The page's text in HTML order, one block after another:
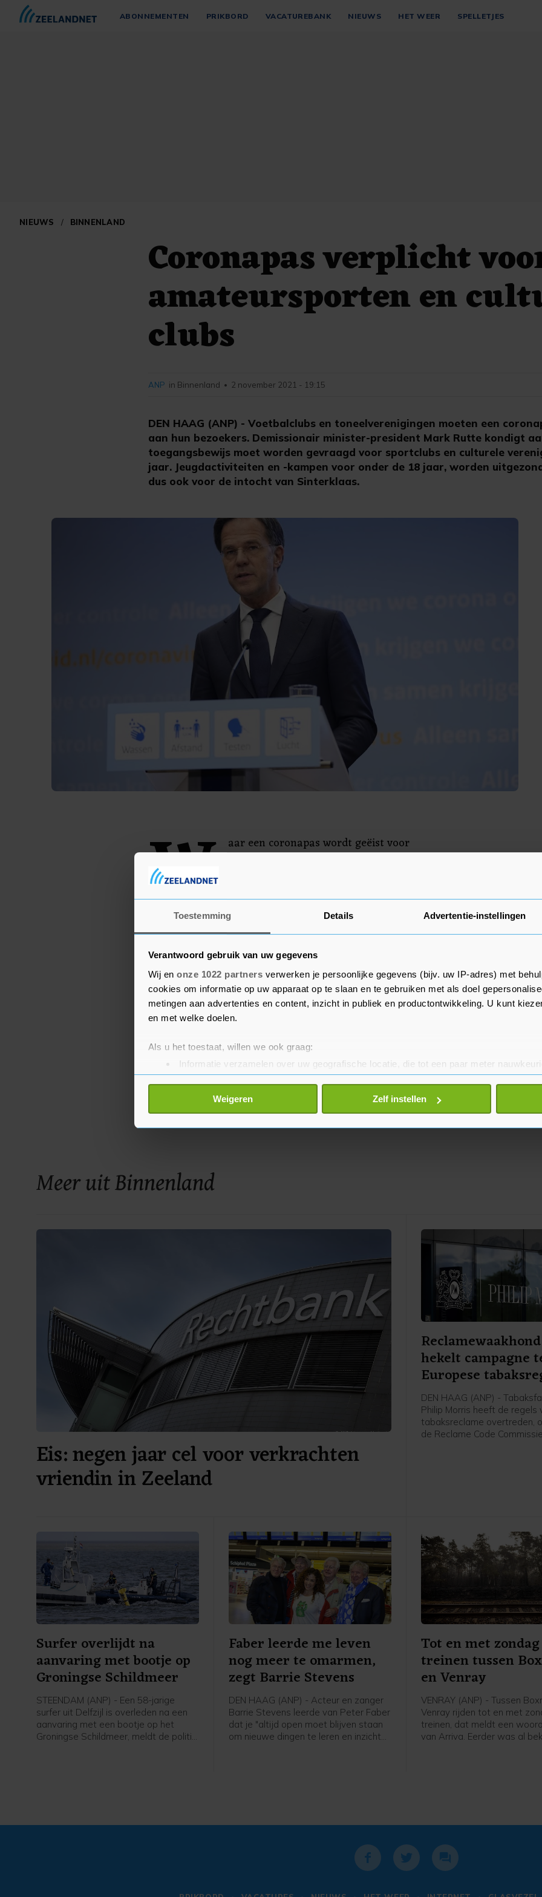
Toestemming Details Advertentie-instellingen
Verantwoord gebruik van uw gegevens
Wij en onze 1022 partners verwerken je persoonlijke gegevens (bijv. uw IP-adres) met
cookies om informatie op uw apparaat op te slaan en te gebruiken met als doel
metingen aan advertenties en content, inzicht in publiek en productontwikkeling. U kunt
en met welke doelen.
Als u het toestaat, willen we ook graag:
Informatie verzamelen over uw geografische locatie, die tot een paar meter
Uw apparaat identificeren door het actief te scannen op specifieke eigenschappen
Lees meer over hoe uw persoonlijke gegevens worden verwerkt en stel uw voorkeuren in het
toestemming op elk moment wijzigen of intrekken in de Cookieverklaring.
Weigeren Zelf instellen
ABONNEMENTEN PRIKBORD VACATUREBANK NIEUWS HET WEER SPELLETJES
NIEUWS / BINNENLAND
Coronapas verplicht
amateursporten en
clubs
DEN HAAG (ANP) - Voetbalclubs en toneelverenigingen moeten een
aan hun bezoekers. Demissionair minister-president Mark Rutte kondigt
toegangsbewijs moet worden gevraagd voor sportclubs en culturele
jaar. Jeugdactiviteiten en -kampen voor onder de 18 jaar, worden
dus ook voor de intocht van Sinterklaas.
ANP in Binnenland • 2 november 2021 - 19:15
W
aar een coronapas wordt geëist voor
Meer uit Binnenland
Eis: negen jaar cel voor verkrachten
vriendin in Zeeland
Reclamewaakhond
hekelt campagne
Europese
DEN HAAG (ANP) -
Philip Morris heeft de regels
tabaksreclame overtreden,
de Reclame Code
de teksten voor de
Surfer overlijdt na
aanvaring met bootje op
Groningse Schildmeer
STEENDAM (ANP) - Een 58-jarige
surfer uit Delfzijl is overleden na een
aanvaring met een bootje op het
Groningse Schildmeer, meldt de politie.
Faber leerde me leven
nog meer te omarmen,
zegt Barrie Stevens
DEN HAAG (ANP) - Acteur en zanger
Barrie Stevens leerde van Peter Faber
dat je "altijd open moet blijven staan
om nieuwe dingen te leren en inzichten
Tot en met
treinen tussen
en Venray
VENRAY (ANP) - Tussen
Venray rijden tot en met
treinen, dat meldt een
van Arriva. Eerder was al